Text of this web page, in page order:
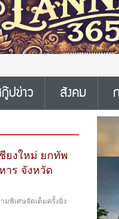
ปข่าว สังคม
ยงใหม่ ยกทัพ
าร จังหวัด
มพิเศษจัดเต็มครั้งยิ่ง